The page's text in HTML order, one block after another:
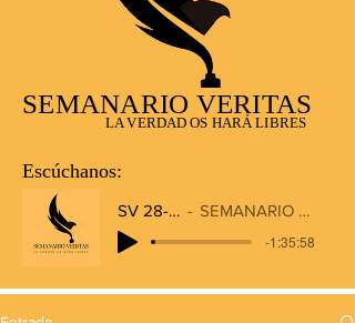
SEMANARIO VERITAS
LA VERDAD OS HARÁ LIBRES
Escúchanos:
SV 28-12-2025
SEMANARIO VERITAS RADIO
-1:35:58